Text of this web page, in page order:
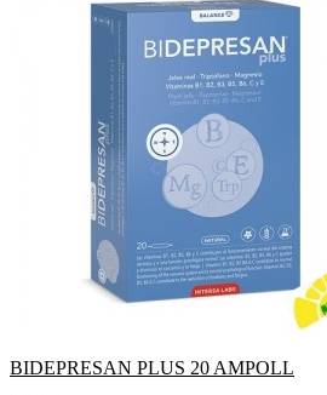
BIDEPRESAN PLUS 20 AMPOLL